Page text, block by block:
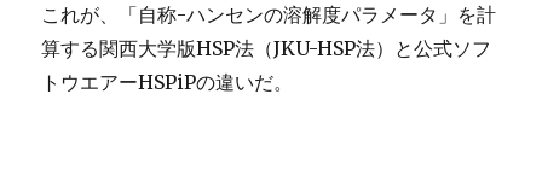
これが、「自称-ハンセンの溶解度パラメータ」を計
算する関西大学版HSP法（JKU-HSP法）と公式ソフ
トウエアーHSPiPの違いだ。